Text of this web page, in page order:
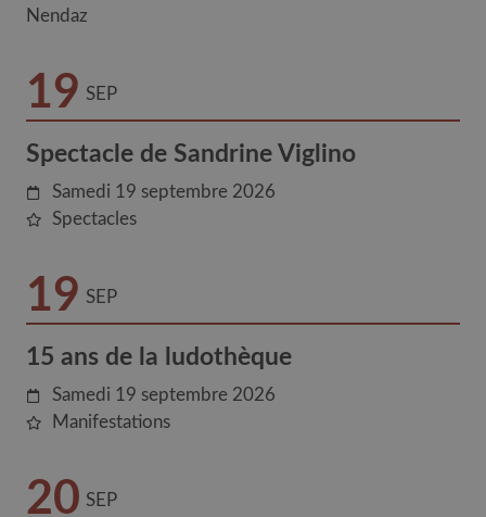
Nendaz
19 SEP
Spectacle de Sandrine Viglino
Samedi 19 septembre 2026
Spectacles
19 SEP
15 ans de la ludothèque
Samedi 19 septembre 2026
Manifestations
20 SEP